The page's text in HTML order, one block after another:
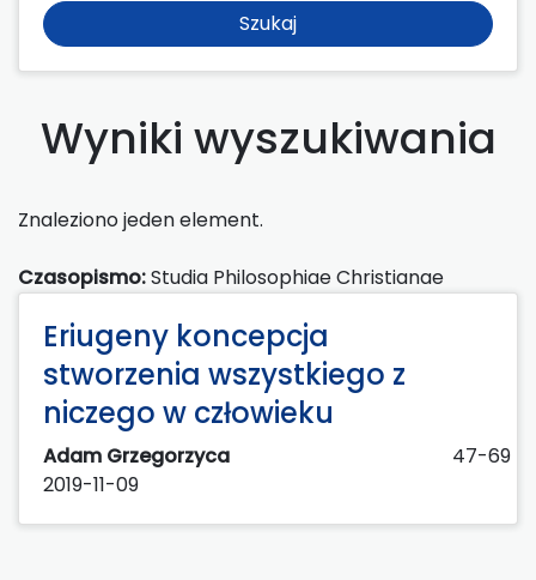
Szukaj
Wyniki wyszukiwania
Znaleziono jeden element.
Czasopismo:Studia Philosophiae Christianae
Eriugeny koncepcja
stworzenia wszystkiego z
niczego w człowieku
Adam Grzegorzyca
47-69
2019-11-09